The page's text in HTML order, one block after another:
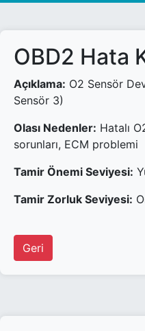
OBD2 Hata
Açıklama: O2 Sensör
Sensör 3)
Olası Nedenler: Hatalı
sorunları, ECM problemi
Tamir Önemi Seviyesi:
Tamir Zorluk Seviyesi:
Geri